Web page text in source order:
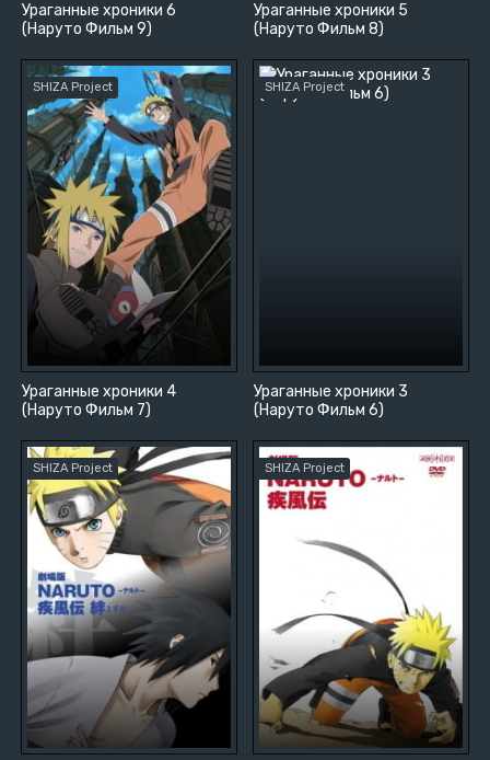
Ураганные хроники 6
(Наруто Фильм 9)
Ураганные хроники 5
(Наруто Фильм 8)
Ураганные хроники 4
(Наруто Фильм 7)
SHIZA Project
Ураганные хроники 3
(Наруто Фильм 6)
SHIZA Project
SHIZA Project SHIZA Project